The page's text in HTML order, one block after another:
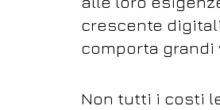
crescente
comporta grandi
Non tutti i costi